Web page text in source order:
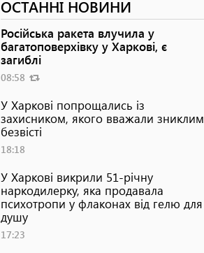
ОСТАННІ НОВИНИ
Російська ракета влучила у
багатоповерхівку у Харкові, є
загиблі
08:58
У Харкові попрощались із
захисником, якого вважали зниклим
безвісті
18:18
У Харкові викрили 51-річну
наркодилерку, яка продавала
психотропи у флаконах від гелю для
душу
17:23